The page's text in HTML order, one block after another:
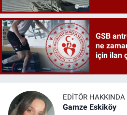
GSB
ne
için ilan
EDITÖR HAKKINDA
Gamze Eskiköy